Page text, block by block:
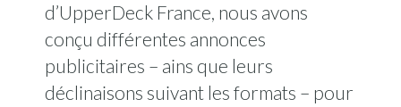
d’UpperDeck France, nous avons
conçu différentes annonces
publicitaires – ains que leurs
déclinaisons suivant les formats – pour